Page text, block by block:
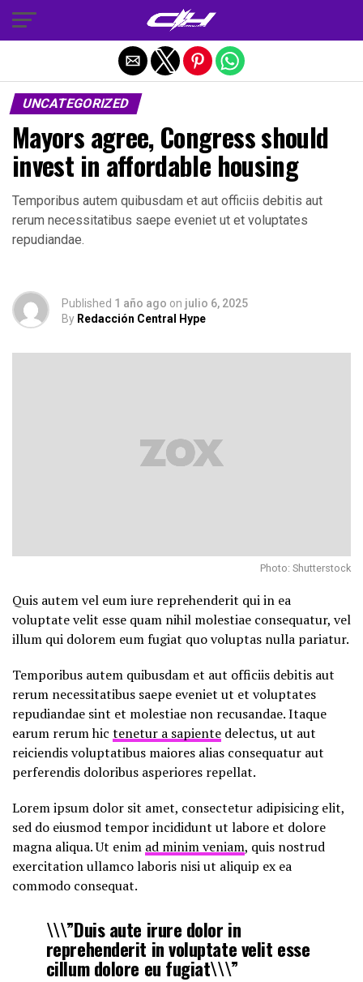
UNCATEGORIZED
Mayors agree, Congress should
invest in affordable housing
Temporibus autem quibusdam et aut officiis debitis aut
rerum necessitatibus saepe eveniet ut et voluptates
repudiandae.
Published 1 año ago on julio 6, 2025
By Redacción Central Hype
Photo: Shutterstock
Quis autem vel eum iure reprehenderit qui in ea
voluptate velit esse quam nihil molestiae consequatur, vel
illum qui dolorem eum fugiat quo voluptas nulla pariatur.
Temporibus autem quibusdam et aut officiis debitis aut
rerum necessitatibus saepe eveniet ut et voluptates
repudiandae sint et molestiae non recusandae. Itaque
earum rerum hic tenetur a sapiente delectus, ut aut
reiciendis voluptatibus maiores alias consequatur aut
perferendis doloribus asperiores repellat.
Lorem ipsum dolor sit amet, consectetur adipisicing elit,
sed do eiusmod tempor incididunt ut labore et dolore
magna aliqua. Ut enim ad minim veniam, quis nostrud
exercitation ullamco laboris nisi ut aliquip ex ea
commodo consequat.
\\\”Duis aute irure dolor in
reprehenderit in voluptate velit esse
cillum dolore eu fugiat\\\”
Salir de la versión móvil